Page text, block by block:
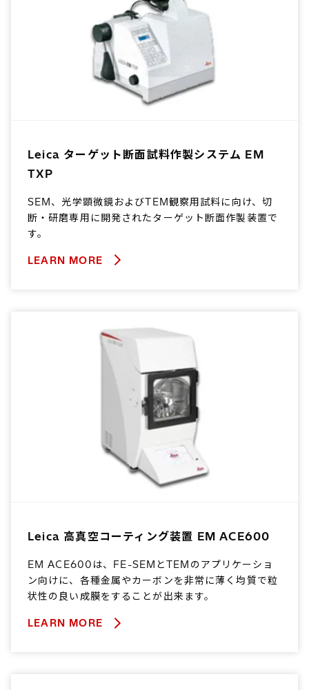
Leica ターゲット断面試料作製システム EM
TXP
SEM、光学顕微鏡およびTEM観察用試料に向け、切
断・研磨専用に開発されたターゲット断面作製装置で
す。
LEARN MORE
Leica 高真空コーティング装置 EM ACE600
EM ACE600は、FE-SEMとTEMのアプリケーショ
ン向けに、各種金属やカーボンを非常に薄く均質で粒
状性の良い成膜をすることが出来ます。
LEARN MORE